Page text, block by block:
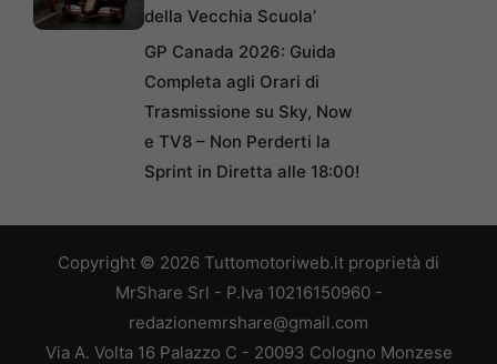
della Vecchia Scuola’
GP Canada 2026: Guida
Completa agli Orari di
Trasmissione su Sky, Now
e TV8 – Non Perderti la
Sprint in Diretta alle 18:00!
Copyright © 2026 Tuttomotoriweb.it proprietà di
MrShare Srl - P.Iva 10216150960 -
redazionemrshare@gmail.com
Via A. Volta 16 Palazzo C - 20093 Cologno Monzese